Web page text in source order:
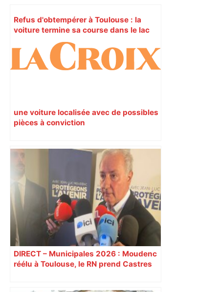
Refus d'obtempérer à Toulouse : la
voiture termine sa course dans le lac
de la Reynerie – francebleu.fr
une voiture localisée avec de possibles
pièces à conviction
DIRECT – Municipales 2026 : Moudenc
réélu à Toulouse, le RN prend Castres